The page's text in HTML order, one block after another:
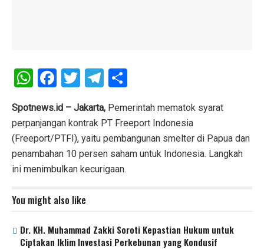
W
h
at
s
A
p
p
F
a
ce
b
o
o
k
T
wi
tt
er
T
el
e
gr
a
m
h
ar
e
Spotnews.id – Jakarta, Pemerintah mematok syarat
perpanjangan kontrak PT Freeport Indonesia
(Freeport/PTFI), yaitu pembangunan smelter di Papua dan
penambahan 10 persen saham untuk Indonesia. Langkah
ini menimbulkan kecurigaan.
You might also like
Dr. KH. Muhammad Zakki Soroti Kepastian Hukum untuk
Ciptakan Iklim Investasi Perkebunan yang Kondusif